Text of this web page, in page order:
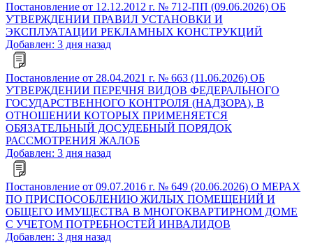
Постановление от 12.12.2012 г. № 712-ПП (09.06.2026) ОБ
УТВЕРЖДЕНИИ ПРАВИЛ УСТАНОВКИ И
ЭКСПЛУАТАЦИИ РЕКЛАМНЫХ КОНСТРУКЦИЙ
Добавлен: 3 дня назад
Постановление от 28.04.2021 г. № 663 (11.06.2026) ОБ
УТВЕРЖДЕНИИ ПЕРЕЧНЯ ВИДОВ ФЕДЕРАЛЬНОГО
ГОСУДАРСТВЕННОГО КОНТРОЛЯ (НАДЗОРА), В
ОТНОШЕНИИ КОТОРЫХ ПРИМЕНЯЕТСЯ
ОБЯЗАТЕЛЬНЫЙ ДОСУДЕБНЫЙ ПОРЯДОК
РАССМОТРЕНИЯ ЖАЛОБ
Добавлен: 3 дня назад
Постановление от 09.07.2016 г. № 649 (20.06.2026) О МЕРАХ
ПО ПРИСПОСОБЛЕНИЮ ЖИЛЫХ ПОМЕЩЕНИЙ И
ОБЩЕГО ИМУЩЕСТВА В МНОГОКВАРТИРНОМ ДОМЕ
С УЧЕТОМ ПОТРЕБНОСТЕЙ ИНВАЛИДОВ
Добавлен: 3 дня назад